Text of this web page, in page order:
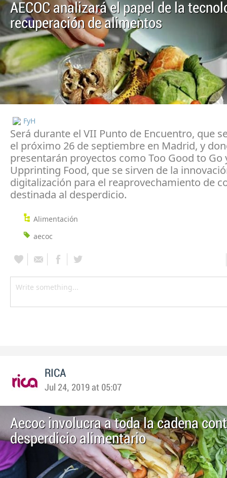
AECOC analizará el papel de la
recuperación de alimentos
FyH
Será durante el VII Punto de Encuentro, que
el próximo 26 de septiembre en Madrid, y
presentarán proyectos como Too Good to Go
Upprinting Food, que se sirven de la
digitalización para el reaprovechamiento de
destinada al desperdicio.
Alimentación
aecoc
RICA
Jul 24, 2019 at 05:07
Aecoc involucra a toda la cadena
desperdicio alimentario